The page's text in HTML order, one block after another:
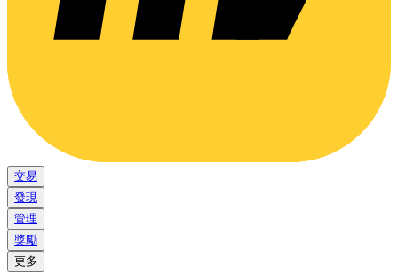
交易
發現
管理
獎勵
更多